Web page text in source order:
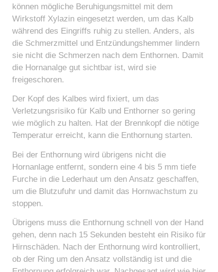
können mögliche Beruhigungsmittel mit dem
Wirkstoff Xylazin eingesetzt werden, um das Kalb
während des Eingriffs ruhig zu stellen. Anders, als
die Schmerzmittel und Entzündungshemmer lindern
sie nicht die Schmerzen nach dem Enthornen. Damit
die Hornanalge gut sichtbar ist, wird sie
freigeschoren.
Der Kopf des Kalbes wird fixiert, um das
Verletzungsrisiko für Kalb und Enthorner so gering
wie möglich zu halten. Hat der Brennkopf die nötige
Temperatur erreicht, kann die Enthornung starten.
Bei der Enthornung wird übrigens nicht die
Hornanlage entfernt, sondern eine 4 bis 5 mm tiefe
Furche in die Lederhaut um den Ansatz geschaffen,
um die Blutzufuhr und damit das Hornwachstum zu
stoppen.
Übrigens muss die Enthornung schnell von der Hand
gehen, denn nach 15 Sekunden besteht ein Risiko für
Hirnschäden. Nach der Enthornung wird kontrolliert,
ob der Ring um den Ansatz vollständig ist und die